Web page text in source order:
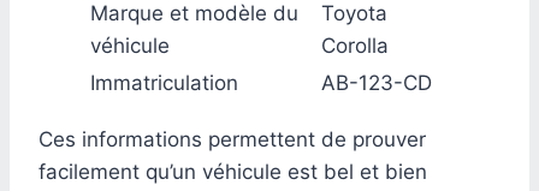
Marque et modèle du
véhicule
Toyota
Corolla
Immatriculation
AB-123-CD
Ces informations permettent de prouver
facilement qu’un véhicule est bel et bien